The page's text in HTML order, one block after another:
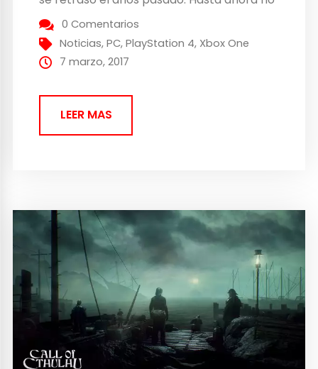
se sabia nada del juego, pero han
mostrado un nuevo tráiler gameplay para
poder ver la experiencia que nos trae
0 Comentarios
Noticias,PC,PlayStation 4, Xbox One
7 marzo, 2017
LEER MAS